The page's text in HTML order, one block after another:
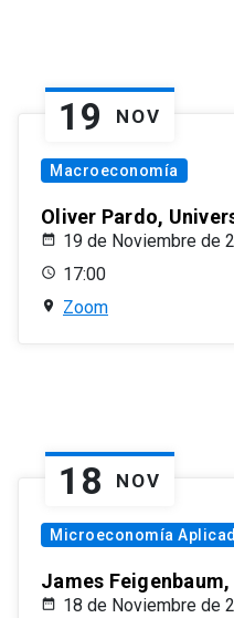
19 NOV
Macroeconomía
Oliver Pardo,
19 de Noviembre de
17:00
Zoom
18 NOV
Microeconomía
James
18 de Noviembre de